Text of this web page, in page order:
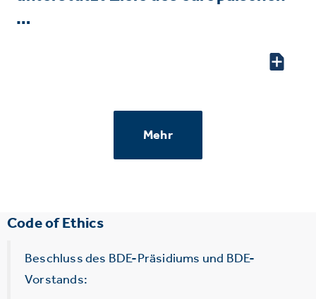
…
Mehr
Code of Ethics
Beschluss des BDE-Präsidiums und BDE-
Vorstands: